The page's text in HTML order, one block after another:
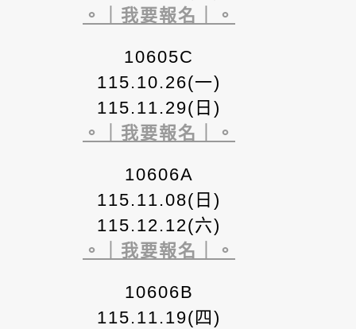
。｜我要報名｜。
10605C
115.10.26(一)
115.11.29(日)
。｜我要報名｜。
10606A
115.11.08(日)
115.12.12(六)
。｜我要報名｜。
10606B
115.11.19(四)